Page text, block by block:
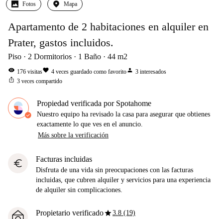
Fotos Mapa
Apartamento de 2 habitaciones en alquiler en
Prater, gastos incluidos.
Piso 2 Dormitorios 1 Baño 44 m2
visibility 176 visitasfavorite 4 veces guardado como favoritoperson 3 interesados
ios_share 3 veces compartido
Propiedad verificada por Spotahome
Nuestro equipo ha revisado la casa para asegurar que obtienes
exactamente lo que ves en el anuncio.
Más sobre la verificación
euro Facturas incluidas
Disfruta de una vida sin preocupaciones con las facturas
incluidas, que cubren alquiler y servicios para una experiencia
de alquiler sin complicaciones.
Propietario verificadostar3.8 (19)